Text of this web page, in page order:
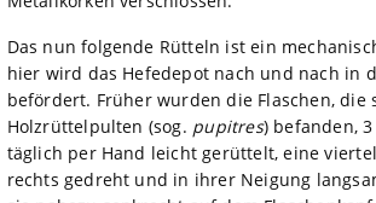
Das nun folgende Rütteln ist ein
hier wird das Hefedepot nach und nach in
befördert. Früher wurden die Flaschen, die
Holzrüttelpulten (sog. pupitres) befanden,
täglich per Hand leicht gerüttelt, eine
rechts gedreht und in ihrer Neigung